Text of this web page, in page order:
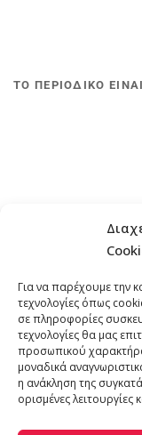
Για να παρέχουμε την
τεχνολογίες όπως
σε πληροφορίες
τεχνολογίες θα μας
προσωπικού
μοναδικά
η ανάκληση της
ορισμένες λειτουργίες
ΤΟ ΠΕΡΙΟΔΙΚΟ
ΤΗΛΕΦΩΝΟ: +30 211
EMAIL: